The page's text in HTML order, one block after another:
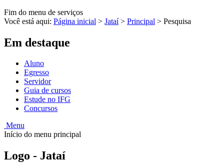
Fim do menu de serviços
Você está aqui: Página inicial > Jataí > Principal > Pesquisa
Em destaque
Aluno
Egresso
Servidor
Guia de cursos
Estude no IFG
Concursos
Menu
Início do menu principal
Logo - Jataí